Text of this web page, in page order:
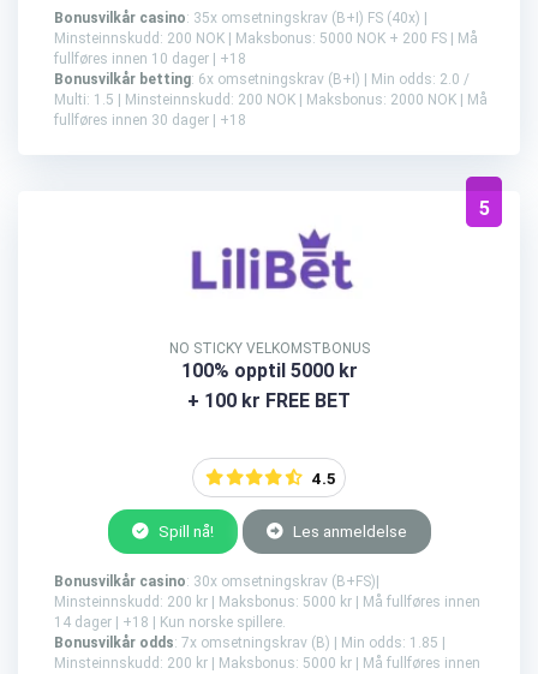
Bonusvilkår casino: 35x omsetningskrav (B+I) FS (40x) |
Minsteinnskudd: 200 NOK | Maksbonus: 5000 NOK + 200 FS | Må
fullføres innen 10 dager | +18
Bonusvilkår betting: 6x omsetningskrav (B+I) | Min odds: 2.0 /
Multi: 1.5 | Minsteinnskudd: 200 NOK | Maksbonus: 2000 NOK | Må
fullføres innen 30 dager | +18
5
NO STICKY VELKOMSTBONUS
100% opptil 5000 kr
+ 100 kr FREE BET
4.5
Spill nå! Les anmeldelse
Bonusvilkår casino: 30x omsetningskrav (B+FS)|
Minsteinnskudd: 200 kr | Maksbonus: 5000 kr | Må fullføres innen
14 dager | +18 | Kun norske spillere.
Bonusvilkår odds: 7x omsetningskrav (B) | Min odds: 1.85 |
Minsteinnskudd: 200 kr | Maksbonus: 5000 kr | Må fullføres innen